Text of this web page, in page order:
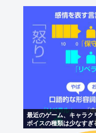
最近のゲーム、キャラク
ボイスの種類は少なすぎ